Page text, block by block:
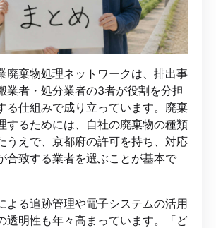
廃棄物処理ネットワークは、排出事
業者・処分業者の3者が役割を分担
る仕組みで成り立っています。廃棄
するためには、自社の廃棄物の種類
うえで、京都府の許可を持ち、対応
合致する業者を選ぶことが基本で
よる追跡管理や電子システムの活用
透明性も年々高まっています。「ど